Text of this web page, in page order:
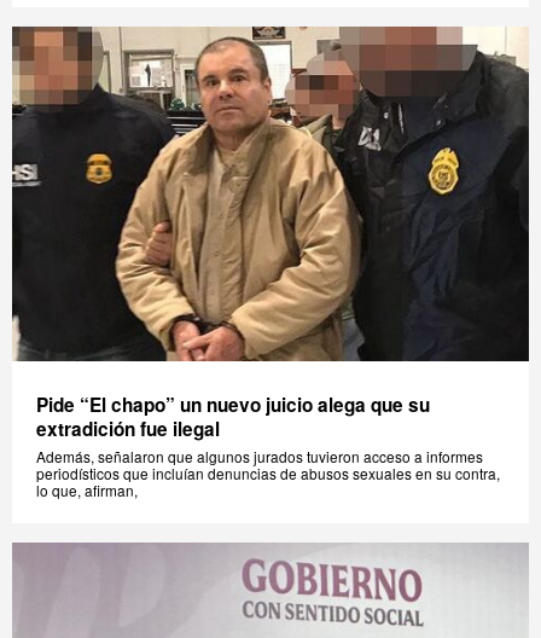
Pide “El chapo” un nuevo juicio alega que su
extradición fue ilegal
Además, señalaron que algunos jurados tuvieron acceso a informes
periodísticos que incluían denuncias de abusos sexuales en su contra,
lo que, afirman,